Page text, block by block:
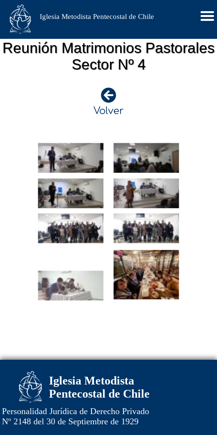
Iglesia Metodista Pentecostal de Chile
Reunión Matrimonios Pastorales
Sector Nº 4
Volver
Iglesia Metodista
Pentecostal de Chile
Personalidad Jurídica de Derecho Privado
Nº 2148 del 30 de Septiembre de 1929